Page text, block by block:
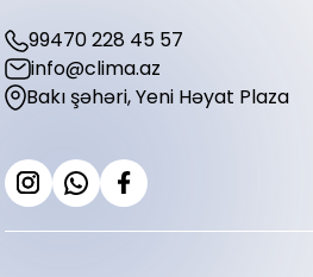
99470 228 45 57
info@clima.az
Bakı şəhəri, Yeni Həyat Plaza